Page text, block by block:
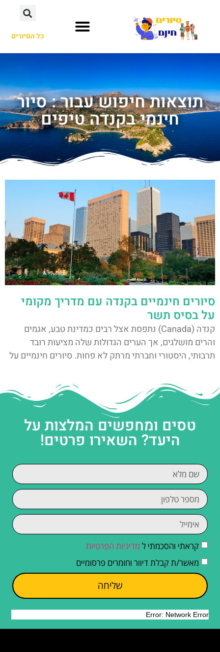
כל הסיורים
תוצאות חיפוש עבור : סיור
חינמי בקנדה טיפים
סיורים חינמיים בקנדה עם מדריך מקומי
על בסיס תשר
קנדה (Canada) נתפסת אצל רבים כמדינת טבע, אגמים
והרים מושלגים, אך הערים הגדולות שלה מציעות רובד
תרבותי, היסטורי וחברתי מרתק לא פחות. סיורים חינמיים על
טסים ומחפשים המלצות על
היעד? השאירו פרטים!
קראתי והסכמתי ל מדיניות הפרטיות
מאשר/ת קבלת דיוור וחומרים פרסומיים
שליחה